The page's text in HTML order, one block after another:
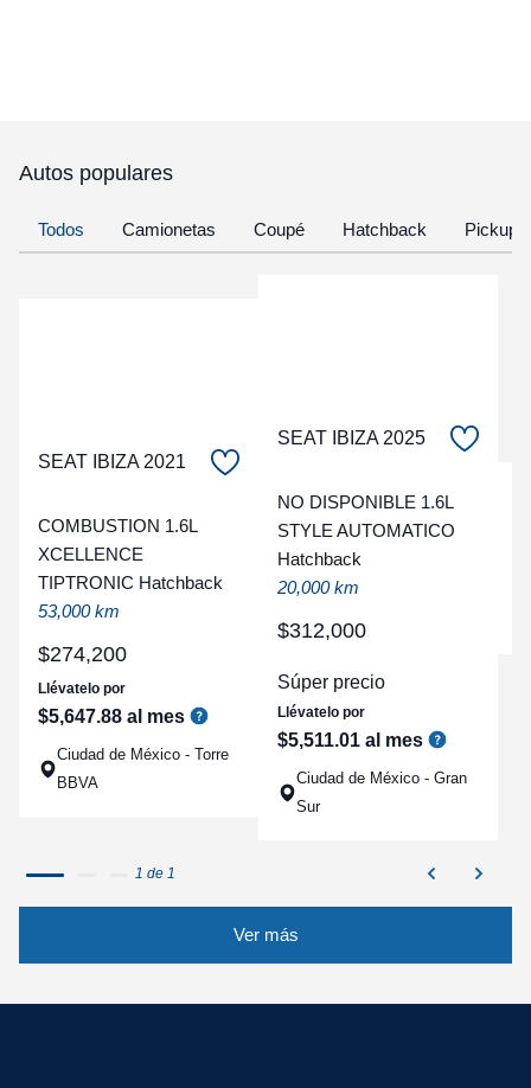
Autos populares
Todos Camionetas Coupé Hatchback Pickup
SEAT IBIZA 2021
COMBUSTION 1.6L
XCELLENCE
TIPTRONIC Hatchback
53,000 km
$274,200
Llévatelo por
$5,647.88 al mes
Ciudad de México - Torre
BBVA
SEAT IBIZA 2025
NO DISPONIBLE 1.6L
STYLE AUTOMATICO
Hatchback
20,000 km
$312,000
Súper precio
Llévatelo por
$5,511.01 al mes
Ciudad de México - Gran
Sur
1 de 1
Ver más